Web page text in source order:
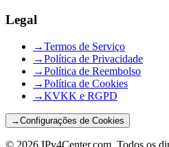
Legal
→Termos de Serviço
→Política de Privacidade
→Política de Reembolso
→Política de Cookies
→KVKK e RGPD
→Configurações de Cookies
© 2026 IPv4Center.com Todos os